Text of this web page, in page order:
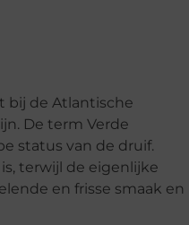
bij de Atlantische
De term Verde
status van de druif.
terwijl de eigenlijke
en frisse smaak en